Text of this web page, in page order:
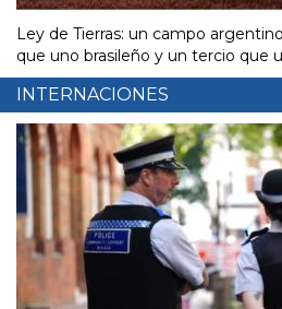
Ley de Tierras: un campo
que uno brasileño y un tercio que
INTERNACIONES